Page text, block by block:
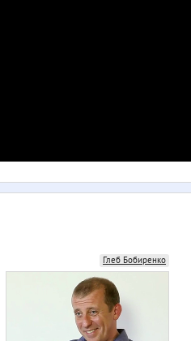
Глеб Бобиренко